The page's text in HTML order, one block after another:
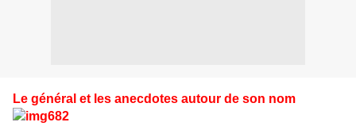
Le général et les anecdotes autour de son nom